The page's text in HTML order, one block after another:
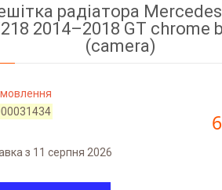
радіатора
2014–2018 GT chrome
(camera)
з 11 серпня 2026